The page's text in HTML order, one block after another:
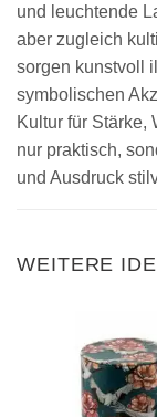
und leuchtende
aber zugleich
sorgen kunstvoll
symbolischen
Kultur für Stärke,
nur praktisch,
und Ausdruck
WEITERE